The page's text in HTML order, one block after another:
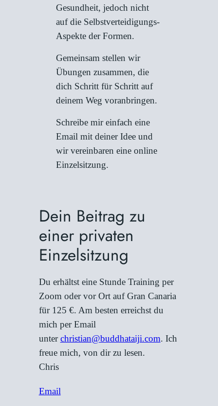
Gesundheit, jedoch nicht
auf die Selbstverteidigungs-
Aspekte der Formen.
Gemeinsam stellen wir
Übungen zusammen, die
dich Schritt für Schritt auf
deinem Weg voranbringen.
Schreibe mir einfach eine
Email mit deiner Idee und
wir vereinbaren eine online
Einzelsitzung.
Dein Beitrag zu
einer privaten
Einzelsitzung
Du erhältst eine Stunde Training per
Zoom oder vor Ort auf Gran Canaria
für 125 €. Am besten erreichst du
mich per Email
unterchristian@buddhataiji.com. Ich
freue mich, von dir zu lesen.
Chris
Email